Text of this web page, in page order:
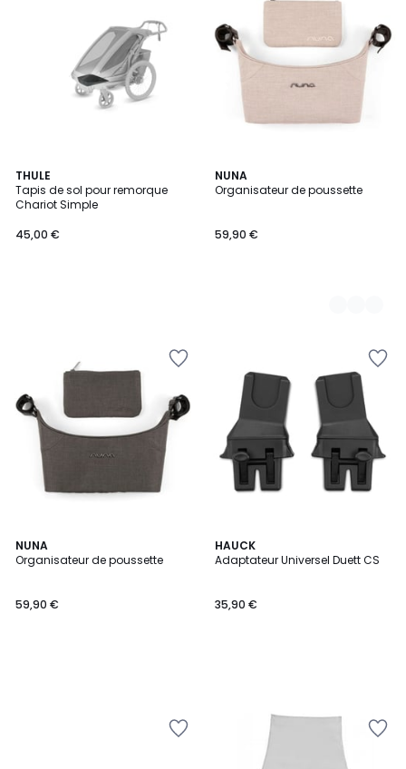
THULE
Tapis de sol pour remorque
Chariot Simple
45,00 €
NUNA
Organisateur de poussette
59,90 €
2
Couleurs
NUNA
Organisateur de poussette
59,90 €
HAUCK
Adaptateur Universel Duett CS
35,90 €